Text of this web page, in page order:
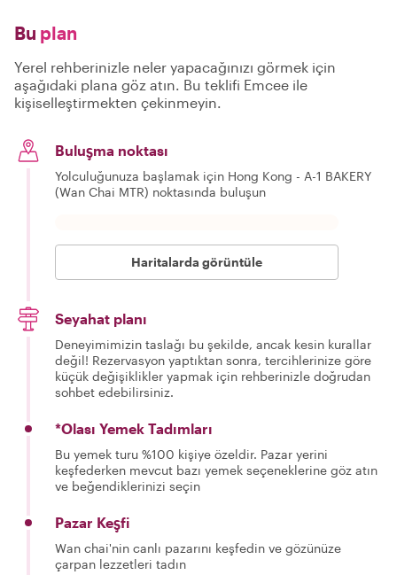
Bu plan
Yerel rehberinizle neler yapacağınızı görmek için
aşağıdaki plana göz atın. Bu teklifi Emcee ile
kişiselleştirmekten çekinmeyin.
Buluşma noktası
Yolculuğunuza başlamak için Hong Kong - A-1 BAKERY
(Wan Chai MTR) noktasında buluşun
Haritalarda görüntüle
Seyahat planı
Deneyimimizin taslağı bu şekilde, ancak kesin kurallar
değil! Rezervasyon yaptıktan sonra, tercihlerinize göre
küçük değişiklikler yapmak için rehberinizle doğrudan
sohbet edebilirsiniz.
*Olası Yemek Tadımları
Bu yemek turu %100 kişiye özeldir. Pazar yerini
keşfederken mevcut bazı yemek seçeneklerine göz atın
ve beğendiklerinizi seçin
Pazar Keşfi
Wan chai'nin canlı pazarını keşfedin ve gözünüze
çarpan lezzetleri tadın